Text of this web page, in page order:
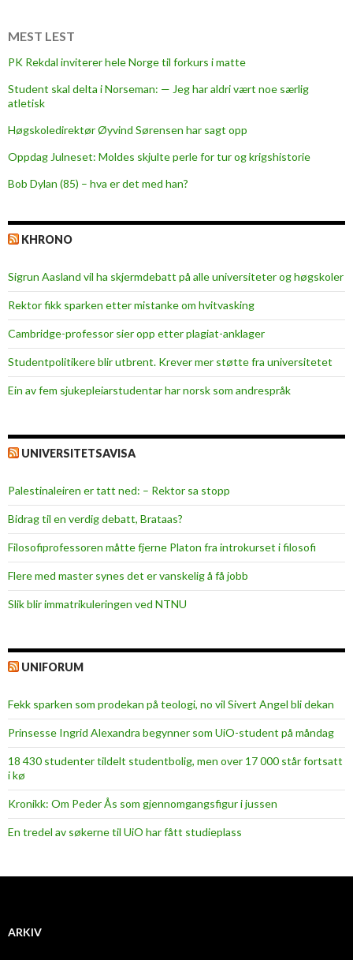
ø
MEST LEST
PK Rekdal inviterer hele Norge til forkurs i matte
Student skal delta i Norseman: — Jeg har aldri vært noe særlig
atletisk
Høgskoledirektør Øyvind Sørensen har sagt opp
Oppdag Julneset: Moldes skjulte perle for tur og krigshistorie
Bob Dylan (85) – hva er det med han?
KHRONO
Sigrun Aasland vil ha skjerm­debatt på alle universiteter og høgskoler
Rektor fikk sparken etter mistanke om hvitvasking
Cambridge-professor sier opp etter plagiat-anklager
Studentpolitikere blir utbrent. Krever mer støtte fra universitetet
Ein av fem sjukepleiar­studentar har norsk som andrespråk
UNIVERSITETSAVISA
Palestinaleiren er tatt ned: – Rektor sa stopp
Bidrag til en verdig debatt, Brataas?
Filosofiprofessoren måtte fjerne Platon fra introkurset i filosofi
Flere med master synes det er vanskelig å få jobb
Slik blir immatrikuleringen ved NTNU
UNIFORUM
Fekk sparken som prodekan på teologi, no vil Sivert Angel bli dekan
Prinsesse Ingrid Alexandra begynner som UiO-student på måndag
18 430 studenter tildelt studentbolig, men over 17 000 står fortsatt
i kø
Kronikk: Om Peder Ås som gjennomgangsfigur i jussen
En tredel av søkerne til UiO har fått studieplass
ARKIV